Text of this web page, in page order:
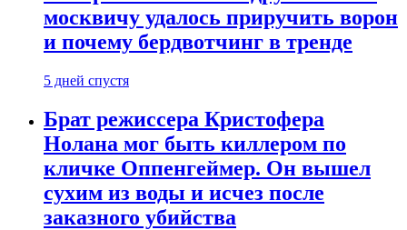
москвичу удалось приручить ворон
и почему бердвотчинг в тренде
5 дней спустя
Брат режиссера Кристофера
Нолана мог быть киллером по
кличке Оппенгеймер. Он вышел
сухим из воды и исчез после
заказного убийства